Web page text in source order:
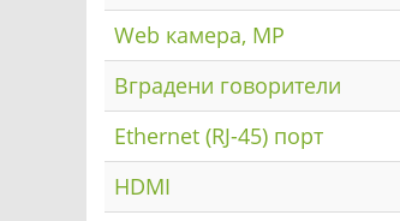
Web камера, MP
Вградени говорители
Ethernet (RJ-45) порт
HDMI